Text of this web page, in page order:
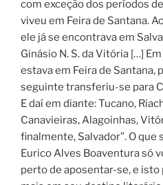
com exceção dos períodos
viveu em Feira de Santana.
ele já se encontrava em
Ginásio N. S. da Vitória […]
estava em Feira de Santana,
seguinte transferiu-se para
E daí em diante: Tucano,
Canavieiras, Alagoinhas,
finalmente, Salvador”. O
Eurico Alves Boaventura só
perto de aposentar-se, e